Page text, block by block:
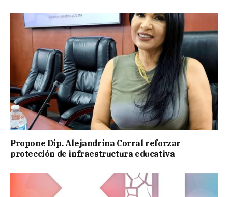
Propone Dip. Alejandrina Corral reforzar
protección de infraestructura educativa